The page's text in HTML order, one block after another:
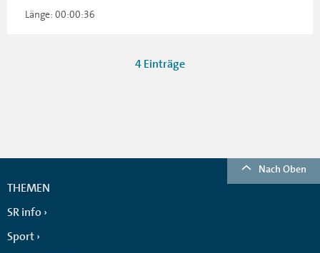
Länge: 00:00:36
4 Einträge
Nach Oben
THEMEN
SR info
Sport